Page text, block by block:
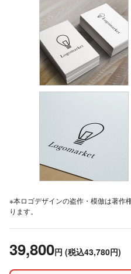
※本ロゴデザインの盗作・模倣は著作
ります。
39,800円 (税込43,780円)